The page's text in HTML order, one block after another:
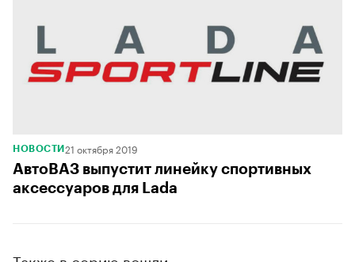
НОВОСТИ 21 октября 2019
АвтоВАЗ выпустит линейку спортивных
аксессуаров для Lada